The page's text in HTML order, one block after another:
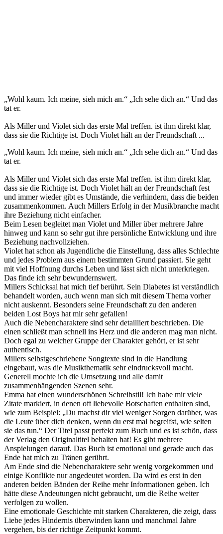
„Wohl kaum. Ich meine, sieh mich an.“ „Ich sehe dich an.“ Und das
tat er.
Als Miller und Violet sich das erste Mal treffen. ist ihm direkt klar,
dass sie die Richtige ist. Doch Violet hält an der Freundschaft ...
„Wohl kaum. Ich meine, sieh mich an.“ „Ich sehe dich an.“ Und das
tat er.
Als Miller und Violet sich das erste Mal treffen. ist ihm direkt klar,
dass sie die Richtige ist. Doch Violet hält an der Freundschaft fest
und immer wieder gibt es Umstände, die verhindern, dass die beiden
zusammenkommen. Auch Millers Erfolg in der Musikbranche macht
ihre Beziehung nicht einfacher.
Beim Lesen begleitet man Violet und Miller über mehrere Jahre
hinweg und kann so sehr gut ihre persönliche Entwicklung und ihre
Beziehung nachvollziehen.
Violet hat schon als Jugendliche die Einstellung, dass alles Schlechte
und jedes Problem aus einem bestimmten Grund passiert. Sie geht
mit viel Hoffnung durchs Leben und lässt sich nicht unterkriegen.
Das finde ich sehr bewundernswert.
Millers Schicksal hat mich tief berührt. Sein Diabetes ist verständlich
behandelt worden, auch wenn man sich mit diesem Thema vorher
nicht auskennt. Besonders seine Freundschaft zu den anderen
beiden Lost Boys hat mir sehr gefallen!
Auch die Nebencharaktere sind sehr detailliert beschrieben. Die
einen schließt man schnell ins Herz und die anderen mag man nicht.
Doch egal zu welcher Gruppe der Charakter gehört, er ist sehr
authentisch.
Millers selbstgeschriebene Songtexte sind in die Handlung
eingebaut, was die Musikthematik sehr eindrucksvoll macht.
Generell mochte ich die Umsetzung und alle damit
zusammenhängenden Szenen sehr.
Emma hat einen wunderschönen Schreibstil! Ich habe mir viele
Zitate markiert, in denen oft liebevolle Botschaften enthalten sind,
wie zum Beispiel: „Du machst dir viel weniger Sorgen darüber, was
die Leute über dich denken, wenn du erst mal begreifst, wie selten
sie das tun.“ Der Titel passt perfekt zum Buch und es ist schön, dass
der Verlag den Originaltitel behalten hat! Es gibt mehrere
Anspielungen darauf. Das Buch ist emotional und gerade auch das
Ende hat mich zu Tränen gerührt.
Am Ende sind die Nebencharaktere sehr wenig vorgekommen und
einige Konflikte nur angedeutet worden. Da wird es erst in den
anderen beiden Bänden der Reihe mehr Informationen geben. Ich
hätte diese Andeutungen nicht gebraucht, um die Reihe weiter
verfolgen zu wollen.
Eine emotionale Geschichte mit starken Charakteren, die zeigt, dass
Liebe jedes Hindernis überwinden kann und manchmal Jahre
vergehen, bis der richtige Zeitpunkt kommt.